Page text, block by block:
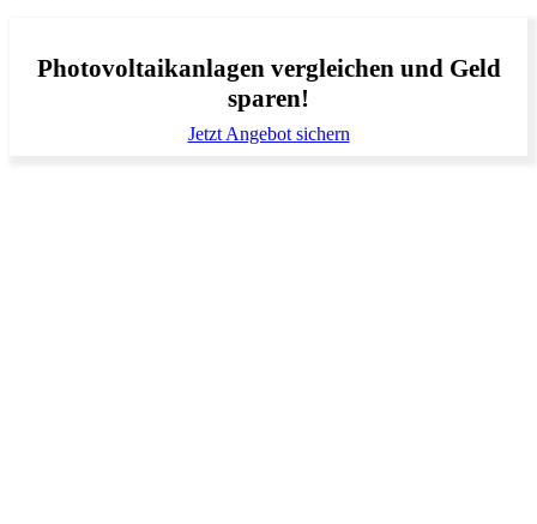
Photovoltaikanlagen vergleichen und Geld
sparen!
Jetzt Angebot sichern